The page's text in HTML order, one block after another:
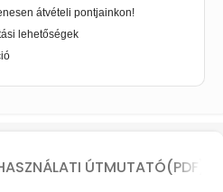
átvételi pontjainkon!
lehetőségek
ÚTMUTATÓ(PDF)